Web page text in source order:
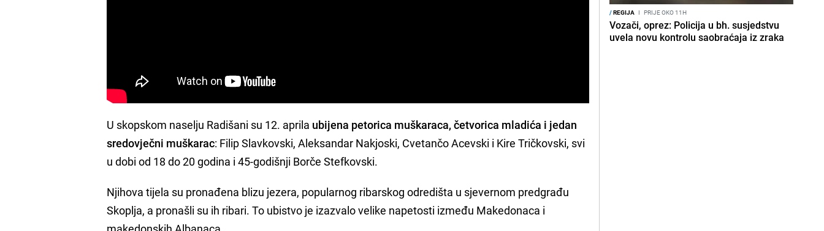
U skopskom naselju Radišani su 12. aprila ubijena petorica muškaraca, četvorica mladića i jedan
sredovječni muškarac: Filip Slavkovski, Aleksandar Nakjoski, Cvetančo Acevski i Kire Tričkovski, svi
u dobi od 18 do 20 godina i 45-godišnji Borče Stefkovski.
Njihova tijela su pronađena blizu jezera, popularnog ribarskog odredišta u sjevernom predgrađu
Skoplja, a pronašli su ih ribari. To ubistvo je izazvalo velike napetosti između Makedonaca i
/REGIJA I PRIJE OKO 11H
Vozači, oprez: Policija u bh. susjedstvu
uvela novu kontrolu saobraćaja iz zraka